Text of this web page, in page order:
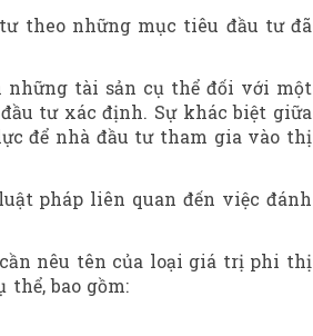
theo những mục tiêu đầu tư đã
tài sản cụ thể đối với một
tư xác định. Sự khác biệt giữa
để nhà đầu tư tham gia vào thị
pháp liên quan đến việc đánh
nêu tên của loại giá trị phi thị
thể, bao gồm: